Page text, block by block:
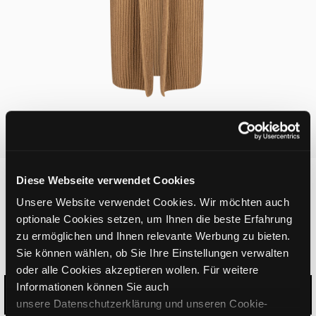
Diese Webseite verwendet Cookies
Unsere Website verwendet Cookies. Wir möchten auch
optionale Cookies setzen, um Ihnen die beste Erfahrung
zu ermöglichen und Ihnen relevante Werbung zu bieten.
Sie können wählen, ob Sie Ihre Einstellungen verwalten
oder alle Cookies akzeptieren wollen. Für weitere
Informationen können Sie auch
unsere Datenschutzerklärung und unseren Cookie-
A003117-820
Josefine Coatigan
Long knitted coatigan with shawl collar